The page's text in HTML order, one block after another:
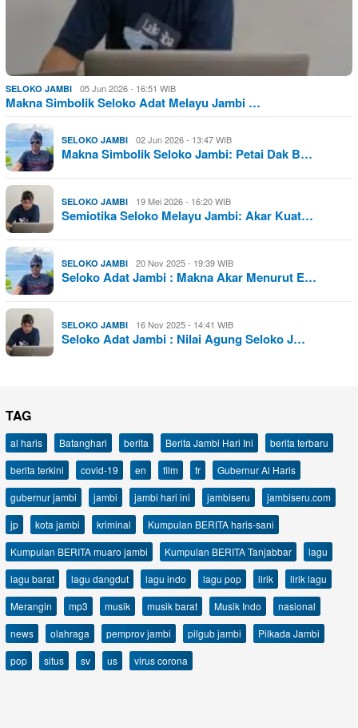
SELOKO JAMBI 05 Jun 2026 - 16:51 WIB
Makna Simbolik Seloko Adat Melayu Jambi …
SELOKO JAMBI 02 Jun 2026 - 13:47 WIB
Makna Simbolik Seloko Jambi: Petai Dak B…
SELOKO JAMBI 19 Mei 2026 - 16:20 WIB
Semiotika Seloko Melayu Jambi: Akar Kuat…
SELOKO JAMBI 20 Nov 2025 - 19:39 WIB
Seloko Adat Jambi : Makna Akar Menurut E…
SELOKO JAMBI 16 Nov 2025 - 14:41 WIB
Seloko Adat Jambi : Nilai Agung Seloko J…
TAG
al haris Batanghari berita Berita Jambi Hari Ini
berita terbaru
berita terkini
covid-19 en film fr
Gubernur Al Haris
gubernur jambi
jambi jambi hari ini jambiseru
jambiseru.com
jp
kota jambi kriminal
Kumpulan BERITA haris-sani
Kumpulan BERITA muaro jambi
Kumpulan BERITA Tanjabbar
lagu
lagu barat
lagu dangdut lagu indo lagu pop lirik
lirik lagu
Merangin
mp3 musik musik barat Musik Indo
nasional
news
olahraga pemprov jambi pilgub jambi
Pilkada Jambi
pop
situs sv us virus corona